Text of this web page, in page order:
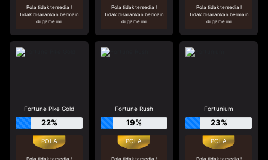
Pola tidak tersedia !
Tidak disarankan bermain
di game ini
Pola tidak tersedia !
Tidak disarankan bermain
di game ini
Pola tidak tersedia !
Tidak disarankan bermain
di game ini
Fortune Pike Gold
22%
Pola tidak tersedia !
Fortune Rush
19%
Pola tidak tersedia !
Fortunium
23%
Pola tidak tersedia !